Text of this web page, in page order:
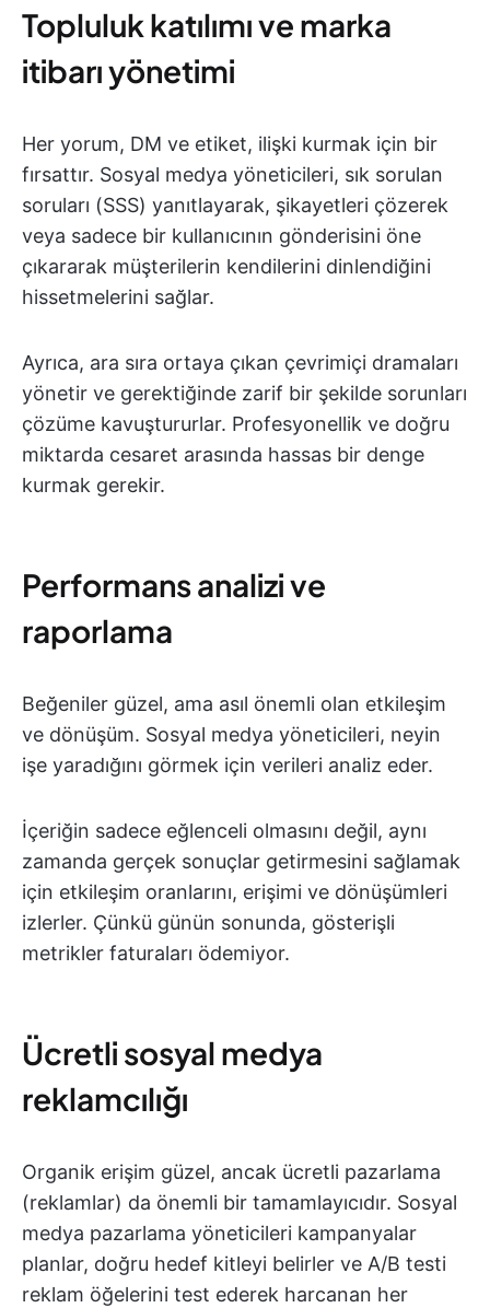
Topluluk katılımı ve marka
itibarı yönetimi
Her yorum, DM ve etiket, ilişki kurmak için bir
fırsattır. Sosyal medya yöneticileri, sık sorulan
soruları (SSS) yanıtlayarak, şikayetleri çözerek
veya sadece bir kullanıcının gönderisini öne
çıkararak müşterilerin kendilerini dinlendiğini
hissetmelerini sağlar.
Ayrıca, ara sıra ortaya çıkan çevrimiçi dramaları
yönetir ve gerektiğinde zarif bir şekilde sorunları
çözüme kavuştururlar. Profesyonellik ve doğru
miktarda cesaret arasında hassas bir denge
kurmak gerekir.
Performans analizi ve
raporlama
Beğeniler güzel, ama asıl önemli olan etkileşim
ve dönüşüm. Sosyal medya yöneticileri, neyin
işe yaradığını görmek için verileri analiz eder.
İçeriğin sadece eğlenceli olmasını değil, aynı
zamanda gerçek sonuçlar getirmesini sağlamak
için etkileşim oranlarını, erişimi ve dönüşümleri
izlerler. Çünkü günün sonunda, gösterişli
metrikler faturaları ödemiyor.
Ücretli sosyal medya
reklamcılığı
Organik erişim güzel, ancak ücretli pazarlama
(reklamlar) da önemli bir tamamlayıcıdır. Sosyal
medya pazarlama yöneticileri kampanyalar
planlar, doğru hedef kitleyi belirler ve A/B testi
reklam öğelerini test ederek harcanan her